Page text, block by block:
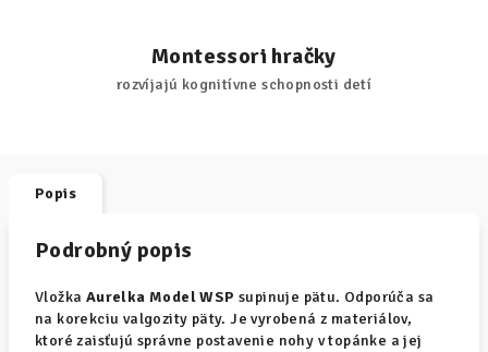
Montessori hračky
rozvíjajú kognitívne schopnosti detí
Popis
Podrobný popis
Vložka Aurelka Model WSP supinuje pätu. Odporúča sa
na korekciu valgozity päty. Je vyrobená z materiálov,
ktoré zaisťujú správne postavenie nohy v topánke a jej